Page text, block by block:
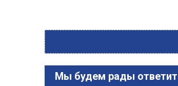
Мы будем рады